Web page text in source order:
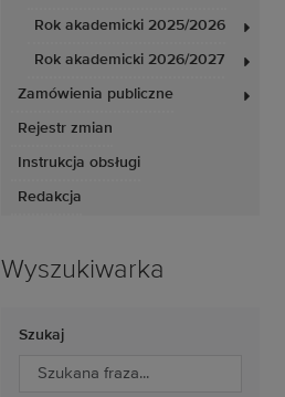
Rok akademicki 2025/2026
Rok akademicki 2026/2027
Zamówienia publiczne
Rejestr zmian
Instrukcja obsługi
Redakcja
Wyszukiwarka
Szukaj